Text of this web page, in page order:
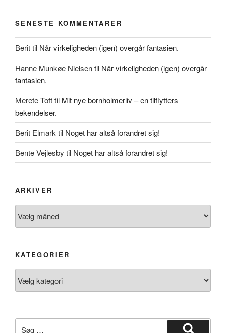
SENESTE KOMMENTARER
Berittil Når virkeligheden (igen) overgår fantasien.
Hanne Munkøe Nielsentil Når virkeligheden (igen) overgår
fantasien.
Merete Tofttil Mit nye bornholmerliv – en tilflytters
bekendelser.
Berit Elmark til Noget har altså forandret sig!
Bente Vejlesby til Noget har altså forandret sig!
ARKIVER
KATEGORIER